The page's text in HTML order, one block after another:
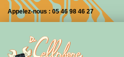
Appelez-nous : 05 46 98 46 27